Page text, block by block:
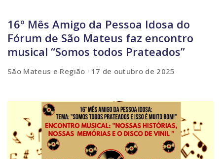
16º Mês Amigo da Pessoa Idosa do
Fórum de São Mateus faz encontro
musical “Somos todos Prateados”
São Mateus e Região 17 de outubro de 2025